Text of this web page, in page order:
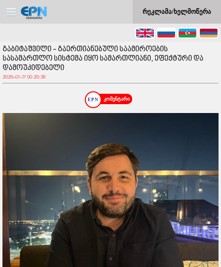
რეკლამა/ხელმოწერა
გაბიტაშვილი - გაერთიანებული საამიროების
სასამართლო სისტემა იყო სამართლიანი, ეფექტური და
დამოუკიდებელი
2025-01-17 00:20:38
კომენტარი